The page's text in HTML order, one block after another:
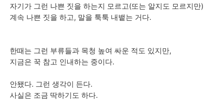
자기가 그런 나쁜 짓을 하는지 모르고(또는 알지도 모르지만)
계속 나쁜 짓을 하고, 말을 툭툭 내뱉는 거다.
한때는 그런 부류들과 목청 높여 싸운 적도 있지만,
지금은 꾹 참고 인내하는 중이다.
안됐다. 그런 생각이 든다.
사실은 조금 딱하기도 하다.